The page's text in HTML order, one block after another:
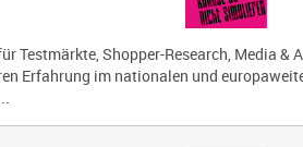
Testmärkte, Shopper-Research, Media &
Erfahrung im nationalen und